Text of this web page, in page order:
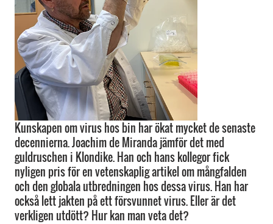
Kunskapen om virus hos bin har ökat mycket de senaste
decennierna. Joachim de Miranda jämför det med
guldruschen i Klondike. Han och hans kollegor fick
nyligen pris för en vetenskaplig artikel om mångfalden
och den globala utbredningen hos dessa virus. Han har
också lett jakten på ett försvunnet virus. Eller är det
verkligen utdött? Hur kan man veta det?